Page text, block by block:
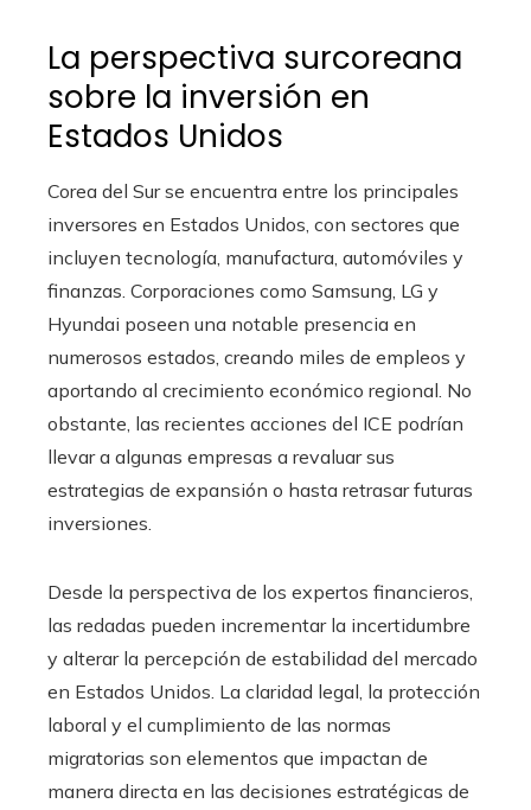
La perspectiva surcoreana
sobre la inversión en
Estados Unidos
Corea del Sur se encuentra entre los principales
inversores en Estados Unidos, con sectores que
incluyen tecnología, manufactura, automóviles y
finanzas. Corporaciones como Samsung, LG y
Hyundai poseen una notable presencia en
numerosos estados, creando miles de empleos y
aportando al crecimiento económico regional. No
obstante, las recientes acciones del ICE podrían
llevar a algunas empresas a revaluar sus
estrategias de expansión o hasta retrasar futuras
inversiones.
Desde la perspectiva de los expertos financieros,
las redadas pueden incrementar la incertidumbre
y alterar la percepción de estabilidad del mercado
en Estados Unidos. La claridad legal, la protección
laboral y el cumplimiento de las normas
migratorias son elementos que impactan de
manera directa en las decisiones estratégicas de